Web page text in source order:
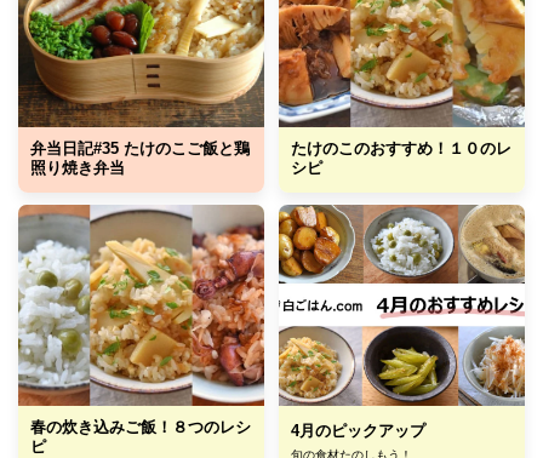
弁当日記#35 たけのこご飯と鶏
照り焼き弁当
たけのこのおすすめ！１０のレ
シピ
春の炊き込みご飯！８つのレシ
ピ
4月のピックアップ